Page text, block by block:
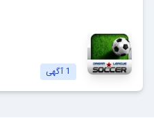
1 آگهی